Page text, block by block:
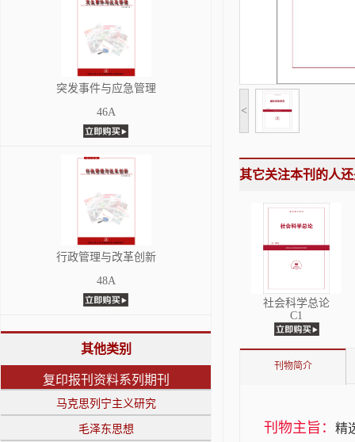
突发事件与应急管理
46A
行政管理与改革创新
48A
其他类别
复印报刊资料系列期刊
马克思列宁主义研究
毛泽东思想
<
其它关注本刊的人
社会科学总论
C1
刊物简介
刊物主旨： 精